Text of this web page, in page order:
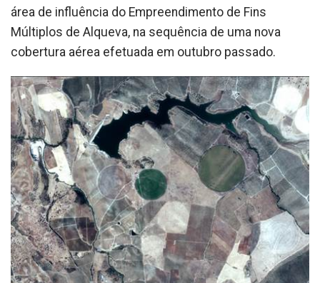
área de influência do Empreendimento de Fins
Múltiplos de Alqueva, na sequência de uma nova
cobertura aérea efetuada em outubro passado.